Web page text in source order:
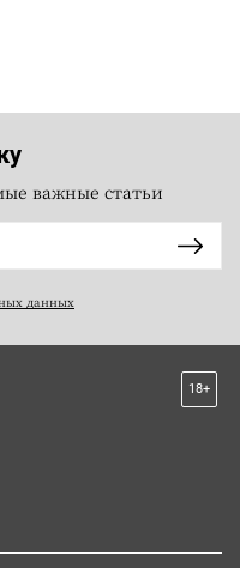
важные статьи
данных
18+